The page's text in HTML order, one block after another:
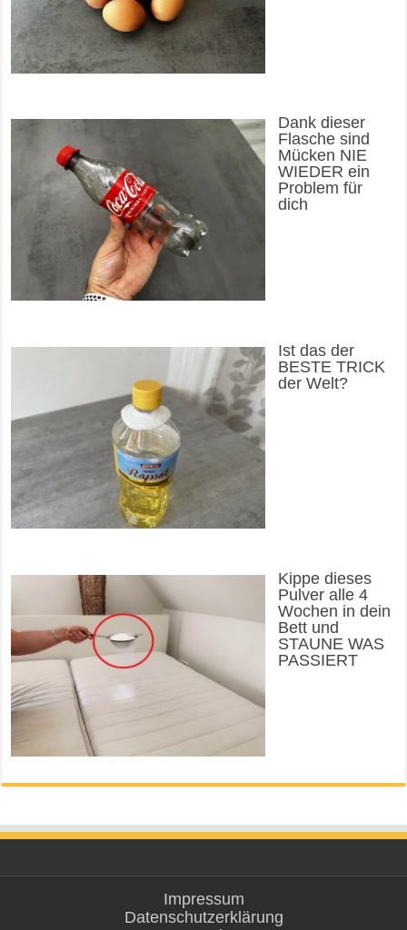
Dank dieser
Flasche sind
Mücken NIE
WIEDER ein
Problem für
dich
Ist das der
BESTE TRICK
der Welt?
Kippe dieses
Pulver alle 4
Wochen in dein
Bett und
STAUNE WAS
PASSIERT
Impressum
Datenschutzerklärung